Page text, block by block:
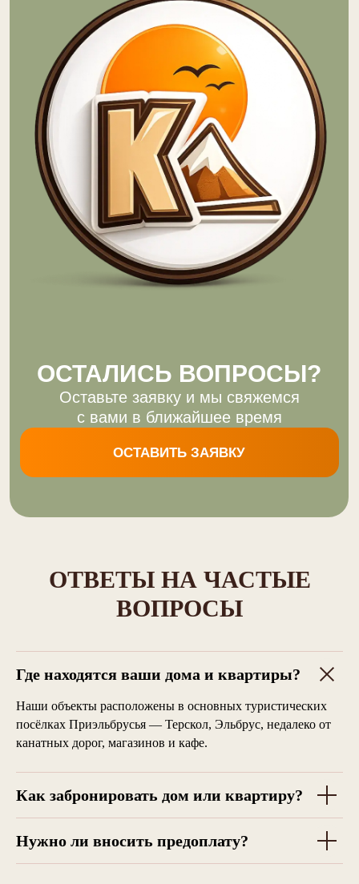
ОТВЕТЫ НА ЧАСТЫЕ
ВОПРОСЫ
Где находятся ваши дома и квартиры?
Наши объекты расположены в основных туристических
посёлках Приэльбрусья — Терскол, Эльбрус, недалеко от
канатных дорог, магазинов и кафе.
Как забронировать дом или квартиру?
Нужно ли вносить предоплату?